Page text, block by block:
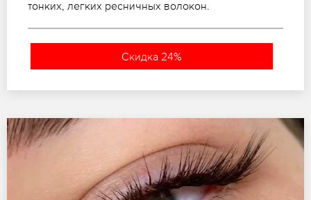
тонких, легких ресничных волокон.
Скидка 24%